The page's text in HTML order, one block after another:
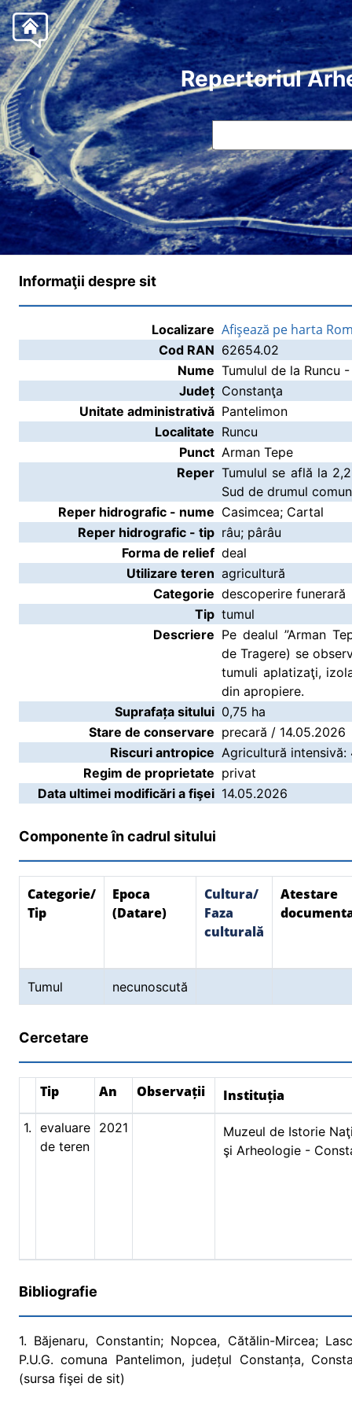
Repertoriul
Informaţii despre sit
Localizare Afişează pe harta
Cod RAN 62654.02
Nume Tumulul de la Runcu
Județ Constanţa
Unitate administrativă Pantelimon
Localitate Runcu
Punct Arman Tepe
Reper Tumulul se află la
Sud de drumul
Reper hidrografic - nume Casimcea; Cartal
Reper hidrografic - tip râu; pârâu
Forma de relief deal
Utilizare teren agricultură
Categorie descoperire funerară
Tip tumul
Descriere Pe dealul ”Arman
de Tragere) se
tumuli aplatizaţi,
din apropiere.
Suprafața sitului 0,75 ha
Stare de conservare precară / 14.05.2026
Riscuri antropice Agricultură intensivă:
Regim de proprietate privat
Data ultimei modificări a fişei 14.05.2026
Componente în cadrul sitului
Categorie/
Tip
Epoca
(Datare)
Cultura/
Faza
culturală
Atestare
Tumul necunoscută
Cercetare
Tip An Observații Instituția
1. evaluare
de teren
2021
Muzeul de Istorie
şi Arheologie -
Bibliografie
1. Băjenaru, Constantin; Nopcea, Cătălin-Mircea;
P.U.G. comuna Pantelimon, județul Constanța,
(sursa fişei de sit)